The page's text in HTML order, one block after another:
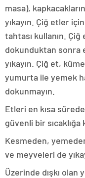
masa),
yıkayın. Çiğ etler
tahtası kullanın.
dokunduktan sonra
yıkayın. Çiğ et,
yumurta ile yemek
dokunmayın.
Etleri en kısa
güvenli bir sıcaklığa
Kesmeden,
ve meyveleri de
Üzerinde dışkı olan